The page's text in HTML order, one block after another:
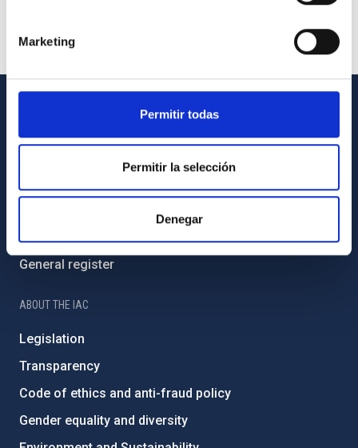
Marketing
Permitir todas
Permitir la selección
Denegar
Library
General register
ABOUT THE IAC
Legislation
Transparency
Code of ethics and anti-fraud policy
Gender equality and diversity